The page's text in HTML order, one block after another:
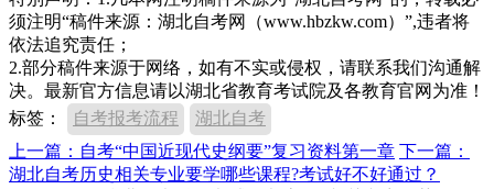
须注明“稿件来源：湖北自考网（www.hbzkw.com）”,违者将
依法追究责任；
2.部分稿件来源于网络，如有不实或侵权，请联系我们沟通解
决。最新官方信息请以湖北省教育考试院及各教育官网为准！
标签：
自考报考流程
湖北自考
上一篇：自考“中国近现代史纲要”复习资料第一章 下一篇：
湖北自考历史相关专业要学哪些课程?考试好不好通过？